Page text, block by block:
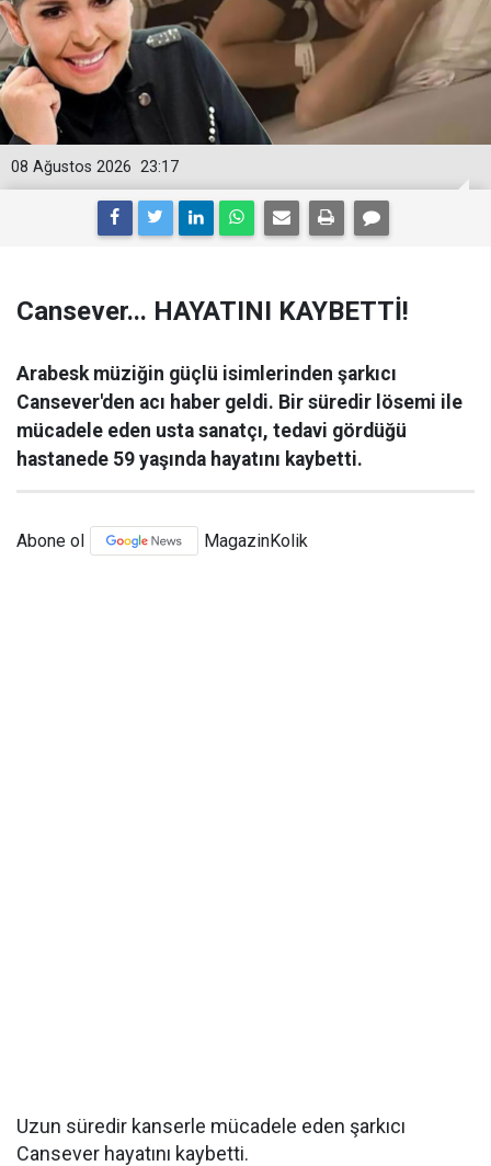
23:17
08 Ağustos 2026
Cansever... HAYATINI KAYBETTİ!
Arabesk müziğin güçlü isimlerinden şarkıcı
Cansever'den acı haber geldi. Bir süredir lösemi ile
mücadele eden usta sanatçı, tedavi gördüğü
hastanede 59 yaşında hayatını kaybetti.
Abone ol MagazinKolik
Uzun süredir kanserle mücadele eden şarkıcı
Cansever hayatını kaybetti.